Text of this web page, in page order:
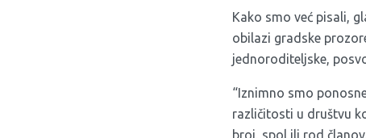
Kako smo već pisali,
obilazi gradske
jednoroditeljske,
“Iznimno smo
različitosti u društvu
broj, spol ili rod